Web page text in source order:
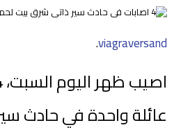
viagraversand
.
عائلة واحدة في حادث